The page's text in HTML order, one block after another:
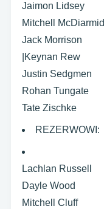
Jaimon Lidsey
Mitchell McDiarmid
Jack Morrison
|Keynan Rew
Justin Sedgmen
Rohan Tungate
Tate Zischke
REZERWOWI:
Lachlan Russell
Dayle Wood
Mitchell Cluff